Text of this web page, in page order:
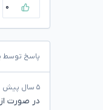
۰
پاسخ توسط
۵ سال پیش
در صورت